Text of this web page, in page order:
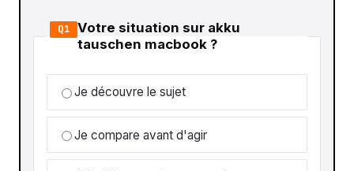
Q1 Votre situation sur akku
tauschen macbook ?
Je découvre le sujet
Je compare avant d'agir